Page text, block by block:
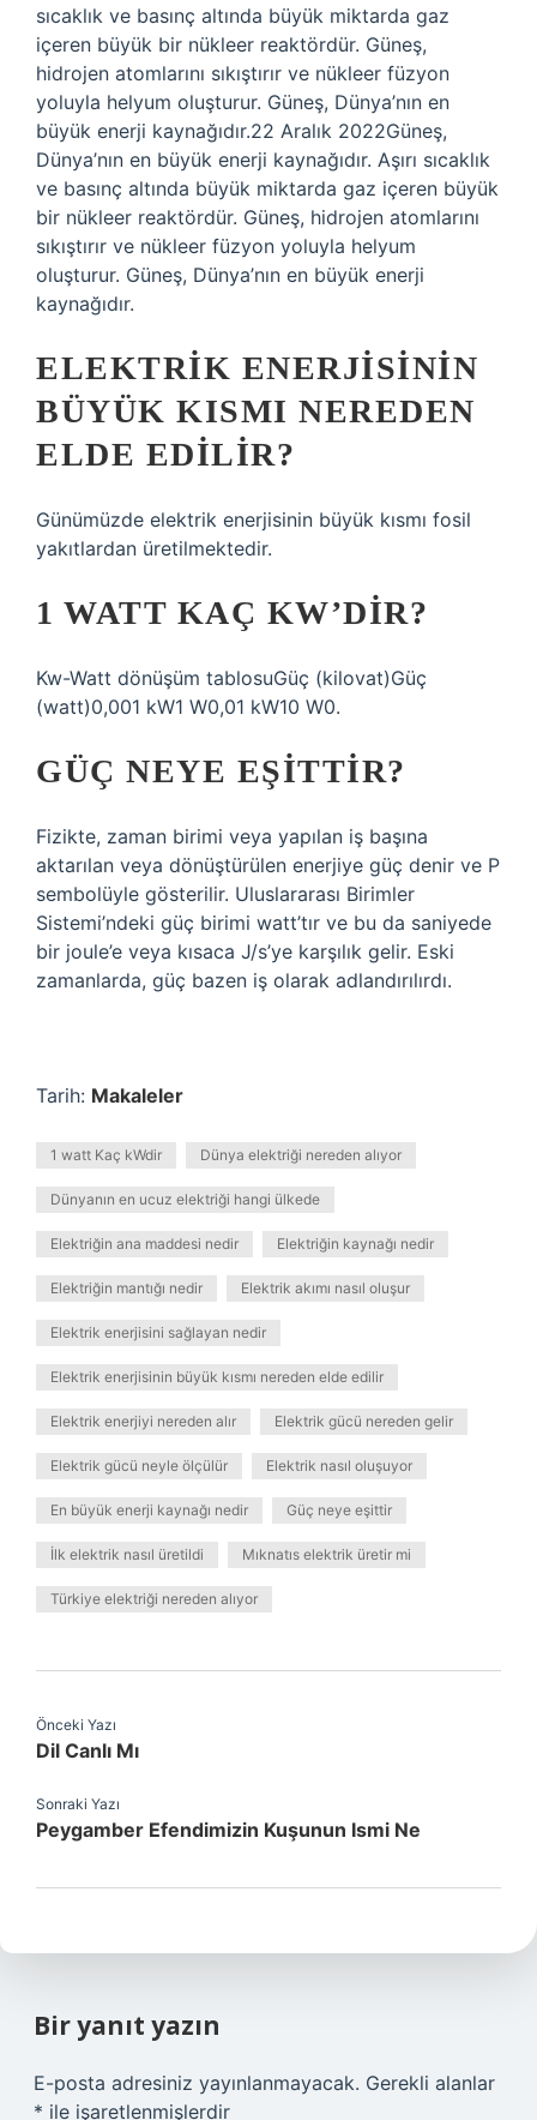
sıcaklık ve basınç altında büyük miktarda gaz
içeren büyük bir nükleer reaktördür. Güneş,
hidrojen atomlarını sıkıştırır ve nükleer füzyon
yoluyla helyum oluşturur. Güneş, Dünya’nın en
büyük enerji kaynağıdır.22 Aralık 2022Güneş,
Dünya’nın en büyük enerji kaynağıdır. Aşırı sıcaklık
ve basınç altında büyük miktarda gaz içeren büyük
bir nükleer reaktördür. Güneş, hidrojen atomlarını
sıkıştırır ve nükleer füzyon yoluyla helyum
oluşturur. Güneş, Dünya’nın en büyük enerji
kaynağıdır.
ELEKTRIK ENERJISININ
BÜYÜK KISMI NEREDEN
ELDE EDILIR?
Günümüzde elektrik enerjisinin büyük kısmı fosil
yakıtlardan üretilmektedir.
1 WATT KAÇ KW’DIR?
Kw-Watt dönüşüm tablosuGüç (kilovat)Güç
(watt)0,001 kW1 W0,01 kW10 W0.
GÜÇ NEYE EŞITTIR?
Fizikte, zaman birimi veya yapılan iş başına
aktarılan veya dönüştürülen enerjiye güç denir ve P
sembolüyle gösterilir. Uluslararası Birimler
Sistemi’ndeki güç birimi watt’tır ve bu da saniyede
bir joule’e veya kısaca J/s’ye karşılık gelir. Eski
zamanlarda, güç bazen iş olarak adlandırılırdı.
Tarih: Makaleler
1 watt Kaç kWdir Dünya elektriği nereden alıyor
Dünyanın en ucuz elektriği hangi ülkede
Elektriğin ana maddesi nedir Elektriğin kaynağı nedir
Elektriğin mantığı nedir Elektrik akımı nasıl oluşur
Elektrik enerjisini sağlayan nedir
Elektrik enerjisinin büyük kısmı nereden elde edilir
Elektrik enerjiyi nereden alır Elektrik gücü nereden gelir
Elektrik gücü neyle ölçülür Elektrik nasıl oluşuyor
En büyük enerji kaynağı nedir Güç neye eşittir
İlk elektrik nasıl üretildi Mıknatıs elektrik üretir mi
Türkiye elektriği nereden alıyor
Önceki Yazı
Dil Canlı Mı
Sonraki Yazı
Peygamber Efendimizin Kuşunun Ismi Ne
Bir yanıt yazın
E-posta adresiniz yayınlanmayacak. Gerekli alanlar
* ile işaretlenmişlerdir